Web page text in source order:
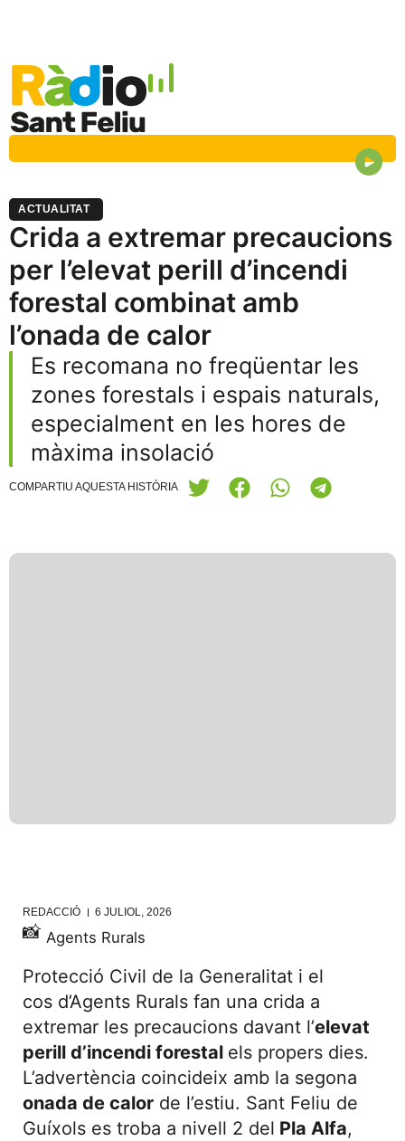
ACTUALITAT
Crida a extremar precaucions
per l’elevat perill d’incendi
forestal combinat amb
l’onada de calor
Es recomana no freqüentar les
zones forestals i espais naturals,
especialment en les hores de
màxima insolació
COMPARTIU AQUESTA HISTÒRIA
REDACCIÓ 6 JULIOL, 2026
📸 Agents Rurals
Protecció Civil de la Generalitat i el
cos d’Agents Rurals fan una crida a
extremar les precaucions davant l’elevat
perill d’incendi forestal els propers dies.
L’advertència coincideix amb la segona
onada de calor de l’estiu. Sant Feliu de
Guíxols es troba a nivell 2 del Pla Alfa,